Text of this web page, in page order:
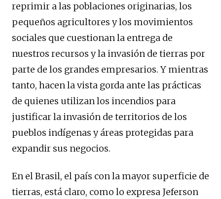
reprimir a las poblaciones originarias, los
pequeños agricultores y los movimientos
sociales que cuestionan la entrega de
nuestros recursos y la invasión de tierras por
parte de los grandes empresarios. Y mientras
tanto, hacen la vista gorda ante las prácticas
de quienes utilizan los incendios para
justificar la invasión de territorios de los
pueblos indígenas y áreas protegidas para
expandir sus negocios.
En el Brasil, el país con la mayor superficie de
tierras, está claro, como lo expresa Jeferson